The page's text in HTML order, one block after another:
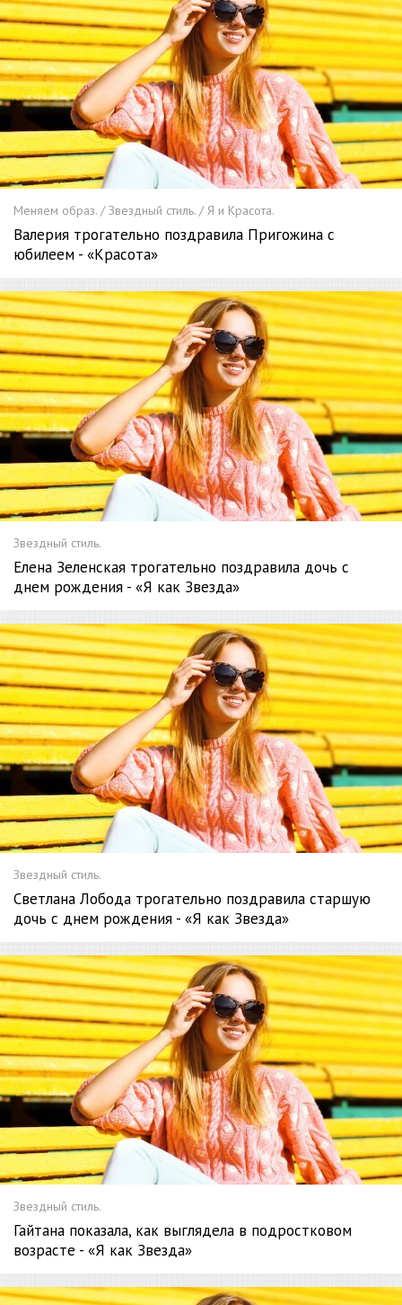
Меняем образ. / Звездный стиль. / Я и Красота.
Валерия трогательно поздравила Пригожина с
юбилеем - «Красота»
Звездный стиль.
Елена Зеленская трогательно поздравила дочь с
днем рождения - «Я как Звезда»
Звездный стиль.
Светлана Лобода трогательно поздравила старшую
дочь с днем рождения - «Я как Звезда»
Звездный стиль.
Гайтана показала, как выглядела в подростковом
возрасте - «Я как Звезда»